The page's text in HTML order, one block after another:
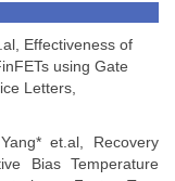
Effectiveness of
using Gate
Letters,
et.al, Recovery
Bias Temperature